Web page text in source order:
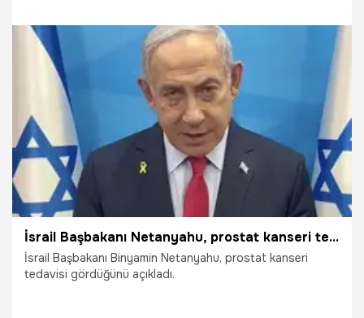
24.04.2026
İsrail Başbakanı Netanyahu, prostat kanseri tedavisi gördüğünü açıkladı
İsrail Başbakanı Binyamin Netanyahu, prostat kanseri
tedavisi gördüğünü açıkladı.